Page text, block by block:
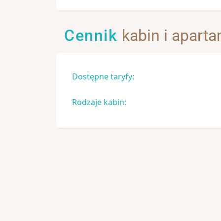
Cennik kabin i
Dostępne taryfy:
Rodzaje kabin: